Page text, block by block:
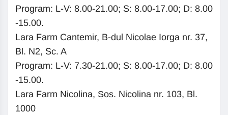
Program: L-V: 8.00-21.00; S: 8.00-17.00; D: 8.00
-15.00.
Lara Farm Cantemir, B-dul Nicolae Iorga nr. 37,
Bl. N2, Sc. A
Program: L-V: 7.30-21.00; S: 8.00-17.00; D: 8.00
-15.00.
Lara Farm Nicolina, Șos. Nicolina nr. 103, Bl.
1000